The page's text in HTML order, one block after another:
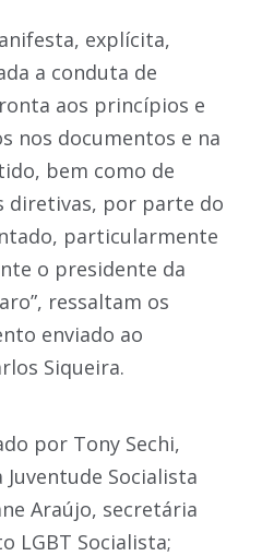
explícita,
a conduta de
aos princípios e
nos documentos e na
bem como de
diretivas, por parte do
particularmente
o presidente da
ressaltam os
enviado ao
Siqueira.
por Tony Sechi,
Socialista
Araújo, secretária
LGBT Socialista;